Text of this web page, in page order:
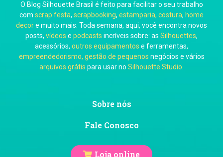
Carol Pessoa
Ju Mirthes
O Blog Silhouette Brasil é feito para facilitar o seu trabalho
com scrap festa, scrapbooking, estamparia, costura, home
decore muito mais. Toda semana, aqui, você encontra novos
posts, vídeos e podcasts incríveis sobre: as Silhouettes,
acessórios, outros equipamentos e ferramentas,
empreendedorismo, gestão de pequenos negócios e vários
arquivos grátis para usar no Silhouette Studio
Sobre nós
Fale Conosco
Loja online